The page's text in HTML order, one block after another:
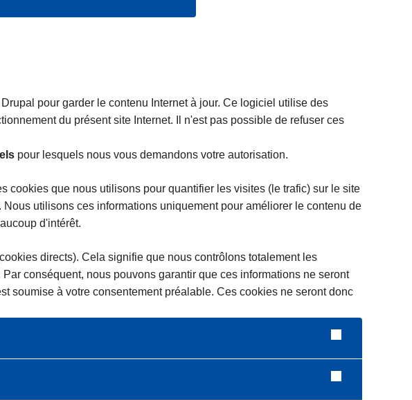
pour garder le contenu Internet à jour. Ce logiciel utilise des
du présent site Internet. Il n'est pas possible de refuser ces
pour lesquels nous vous demandons votre autorisation.
cookies que nous utilisons pour quantifier les visites (le trafic) sur le site
utilisons ces informations uniquement pour améliorer le contenu de
d'intérêt.
directs). Cela signifie que nous contrôlons totalement les
conséquent, nous pouvons garantir que ces informations ne seront
soumise à votre consentement préalable. Ces cookies ne seront donc